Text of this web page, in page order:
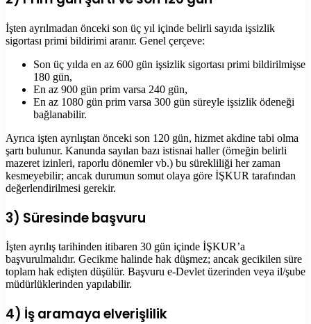
İşten ayrılmadan önceki son üç yıl içinde belirli sayıda işsizlik
sigortası primi bildirimi aranır. Genel çerçeve:
Son üç yılda en az 600 gün işsizlik sigortası primi bildirilmişse
180 gün,
En az 900 gün prim varsa 240 gün,
En az 1080 gün prim varsa 300 gün süreyle işsizlik ödeneği
bağlanabilir.
Ayrıca işten ayrılıştan önceki son 120 gün, hizmet akdine tabi olma
şartı bulunur. Kanunda sayılan bazı istisnai haller (örneğin belirli
mazeret izinleri, raporlu dönemler vb.) bu sürekliliği her zaman
kesmeyebilir; ancak durumun somut olaya göre İŞKUR tarafından
değerlendirilmesi gerekir.
3) Süresinde başvuru
İşten ayrılış tarihinden itibaren 30 gün içinde İŞKUR’a
başvurulmalıdır. Gecikme halinde hak düşmez; ancak gecikilen süre
toplam hak edişten düşülür. Başvuru e-Devlet üzerinden veya il/şube
müdürlüklerinden yapılabilir.
4) İş aramaya elverişlilik